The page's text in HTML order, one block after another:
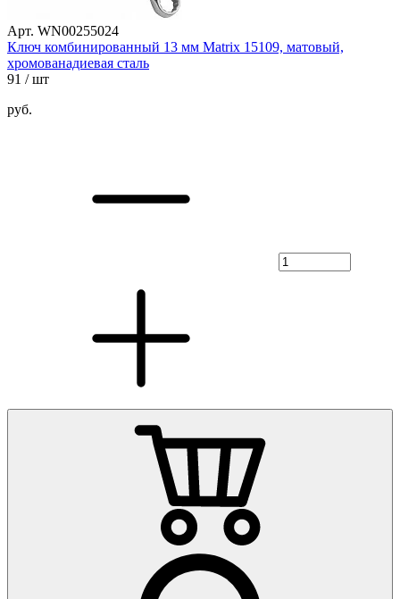
Арт. WN00255024
Ключ комбинированный 13 мм Matrix 15109, матовый,
хромованадиевая сталь
91 / шт
руб.